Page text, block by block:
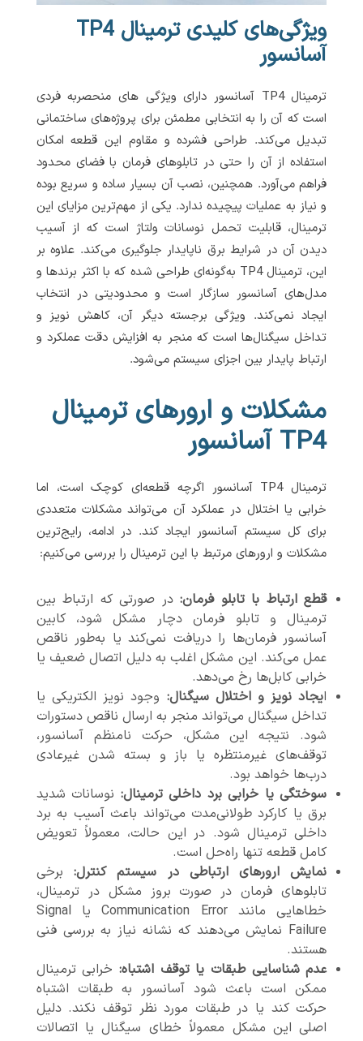
ویژگی‌های کلیدی ترمینال TP4
آسانسور
ترمینال TP4 آسانسور دارای ویژگی های منحصر‌به فردی
است که آن را به انتخابی مطمئن برای پروژه‌های ساختمانی
تبدیل می‌کند. طراحی فشرده و مقاوم این قطعه امکان
استفاده از آن را حتی در تابلوهای فرمان با فضای محدود
فراهم می‌آورد. همچنین، نصب آن بسیار ساده و سریع بوده
و نیاز به عملیات پیچیده ندارد. یکی از مهم‌ترین مزایای این
ترمینال، قابلیت تحمل نوسانات ولتاژ است که از آسیب
دیدن آن در شرایط برق ناپایدار جلوگیری می‌کند. علاوه بر
این، ترمینال TP4 به‌گونه‌ای طراحی شده که با اکثر برندها و
مدل‌های آسانسور سازگار است و محدودیتی در انتخاب
ایجاد نمی‌کند. ویژگی برجسته دیگر آن، کاهش نویز و
تداخل سیگنال‌ها است که منجر به افزایش دقت عملکرد و
ارتباط پایدار بین اجزای سیستم می‌شود.
مشکلات و ارورهای ترمینال
TP4 آسانسور
ترمینال TP4 آسانسور اگرچه قطعه‌ای کوچک است، اما
خرابی یا اختلال در عملکرد آن می‌تواند مشکلات متعددی
برای کل سیستم آسانسور ایجاد کند. در ادامه، رایج‌ترین
مشکلات و ارورهای مرتبط با این ترمینال را بررسی می‌کنیم:
قطع ارتباط با تابلو فرمان:در صورتی که ارتباط بین
ترمینال و تابلو فرمان دچار مشکل شود، کابین
آسانسور فرمان‌ها را دریافت نمی‌کند یا به‌طور ناقص
عمل می‌کند. این مشکل اغلب به دلیل اتصال ضعیف یا
خرابی کابل‌ها رخ می‌دهد.
ایجاد نویز و اختلال سیگنال: وجود نویز الکتریکی یا
تداخل سیگنال می‌تواند منجر به ارسال ناقص دستورات
شود. نتیجه این مشکل، حرکت نامنظم آسانسور،
توقف‌های غیرمنتظره یا باز و بسته شدن غیرعادی
درب‌ها خواهد بود.
سوختگی یا خرابی برد داخلی ترمینال: نوسانات شدید
برق یا کارکرد طولانی‌مدت می‌تواند باعث آسیب به برد
داخلی ترمینال شود. در این حالت، معمولاً تعویض
کامل قطعه تنها راه‌حل است.
نمایش ارورهای ارتباطی در سیستم کنترل:برخی
تابلوهای فرمان در صورت بروز مشکل در ترمینال،
خطاهایی مانند Communication Error یا Signal
Failure نمایش می‌دهند که نشانه نیاز به بررسی فنی
هستند.
عدم شناسایی طبقات یا توقف اشتباه:خرابی ترمینال
ممکن است باعث شود آسانسور به طبقات اشتباه
حرکت کند یا در طبقات مورد نظر توقف نکند. دلیل
اصلی این مشکل معمولاً خطای سیگنال یا اتصالات